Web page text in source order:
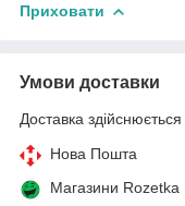
Приховати
Умови доставки
Доставка
Нова Пошта
Магазини Rozetka